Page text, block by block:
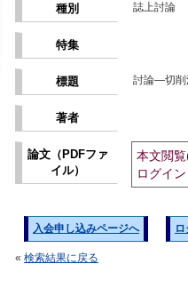
種別 誌上討論
特集
標題 討論―切
著者
論文（PDFファ
イル）
本文閲
ログイ
入会申し込みページへ
« 検索結果に戻る